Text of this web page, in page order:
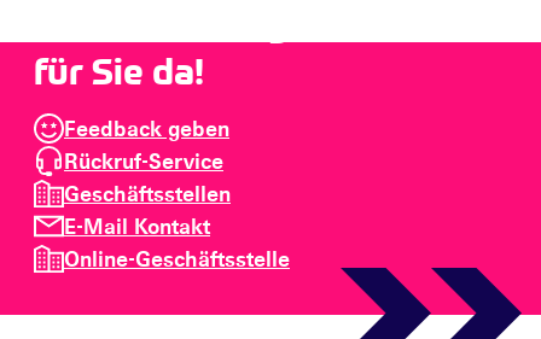
für Sie da!
Feedback geben
Rückruf-Service
Geschäftsstellen
E-Mail Kontakt
Online-Geschäftsstelle